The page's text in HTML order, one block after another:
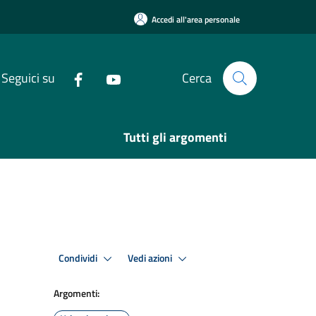
Accedi all'area personale
Seguici su Cerca
Tutti gli argomenti
Condividi Vedi azioni
Argomenti: